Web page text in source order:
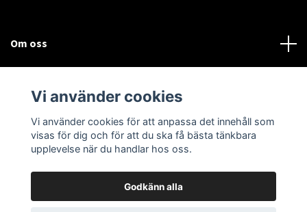
Om oss
Sociala medier
Vi använder cookies
Vi använder cookies för att anpassa det innehåll som
visas för dig och för att du ska få bästa tänkbara
upplevelse när du handlar hos oss.
Godkänn alla